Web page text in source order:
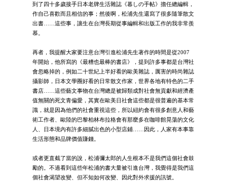
到了四十多歲接手日本老牌生活雜誌《暮しの手帖》擔任總編輯，
作自己喜歡而且相信的事；然後啊，松浦先生還寫了很多隨筆散文
出書……這些事，讓生在台灣長期從事編輯和出版工作的我非常羨
慕。
再者，我提醒大家要注意台灣引進松浦先生著作的時間是從2007
年開始，他所寫的《最糟也最棒的書店》，提到許多事都是台灣社
會忽略掉的，例如二十世紀上半好看的歐美雜誌，厲害的時尚雜誌
攝影師，日本文學圈好看的日常散文作家，世界各地有特色的二手
書店……這些藝文事物在台灣總是被歸類成對社會無貢獻和經濟產
值無關的死文青偏愛，其實在歐美日社會這些都是很普遍的基本常
識，就是因為他們的社會重視這些，所以紐約會有很多創意人和藝
術工作者、歐陸的巴黎柏林布拉格會有那麼多在咖啡館晃蕩的文化
人、日本境內有許多細膩出色的小型店鋪……因此，人家有本事靠
生活形態和品牌價值賺錢。
或者更直截了當的說，松浦彌太郎的人生根本不是我們這個社會鼓
勵的。不過看到這些年松浦的書大量被引進台灣，我覺得是我們這
個社會渴望改變、但不知如何改變、因此對外求援的訊號。